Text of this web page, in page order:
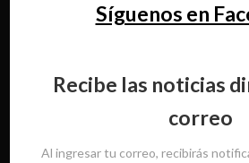
Síguenos en
Recibe las noticias
correo
Al ingresar tu correo, recibirás